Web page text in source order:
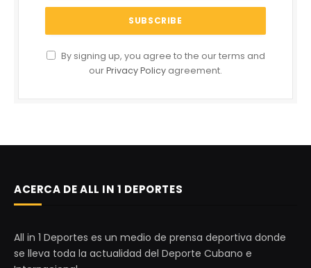
By signing up, you agree to the our terms and
ourPrivacy Policy agreement.
ACERCA DE ALL IN 1 DEPORTES
All in 1 Deportes es un medio de prensa deportiva donde
se lleva toda la actualidad del Deporte Cubano e